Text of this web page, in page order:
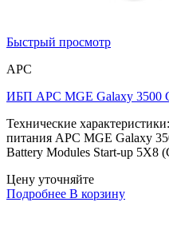
Быстрый просмотр
APC
ИБП APC MGE Galaxy 3500
Технические
питания APC MGE Galaxy
Battery Modules Start-up 5X8
Цену уточняйте
Подробнее В корзину